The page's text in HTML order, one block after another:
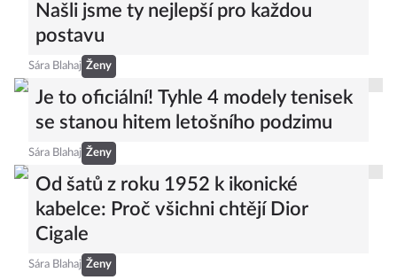
Našli jsme ty nejlepší pro každou
postavu
Sára Blahaj Ženy
Je to oficiální! Tyhle 4 modely tenisek
se stanou hitem letošního podzimu
Sára Blahaj Ženy
Od šatů z roku 1952 k ikonické
kabelce: Proč všichni chtějí Dior
Cigale
Sára Blahaj Ženy